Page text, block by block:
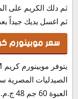
ثم دلك الكريم على
ثم اغسل يديك جيداً
سعر موبينورم
العبوة 60 جم 48 ج.م.